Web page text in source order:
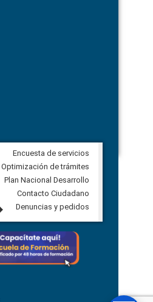
CPCCS convoca a Veeduría
Ciudadana para vigilar el concurso
5 agosto, 2026
Next
Encuesta de servicios
Optimización de trámites
Plan Nacional Desarrollo
Contacto Ciudadano
Denuncias y pedidos